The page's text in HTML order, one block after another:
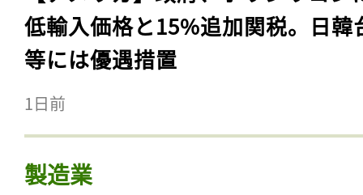
低輸入価格と15%追加関税。日韓
等には優遇措置
1日前
製造業